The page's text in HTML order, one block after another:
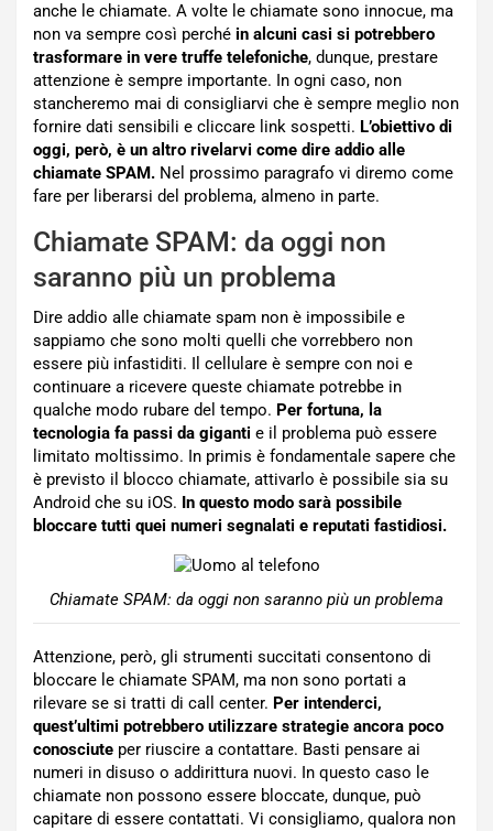
anche le chiamate. A volte le chiamate sono innocue, ma
non va sempre così perché in alcuni casi si potrebbero
trasformare in vere truffe telefoniche, dunque, prestare
attenzione è sempre importante. In ogni caso, non
stancheremo mai di consigliarvi che è sempre meglio non
fornire dati sensibili e cliccare link sospetti. L’obiettivo di
oggi, però, è un altro rivelarvi come dire addio alle
chiamate SPAM. Nel prossimo paragrafo vi diremo come
fare per liberarsi del problema, almeno in parte.
Chiamate SPAM: da oggi non
saranno più un problema
Dire addio alle chiamate spam non è impossibile e
sappiamo che sono molti quelli che vorrebbero non
essere più infastiditi. Il cellulare è sempre con noi e
continuare a ricevere queste chiamate potrebbe in
qualche modo rubare del tempo. Per fortuna, la
tecnologia fa passi da giganti e il problema può essere
limitato moltissimo. In primis è fondamentale sapere che
è previsto il blocco chiamate, attivarlo è possibile sia su
Android che su iOS. In questo modo sarà possibile
bloccare tutti quei numeri segnalati e reputati fastidiosi.
Chiamate SPAM: da oggi non saranno più un problema
Attenzione, però, gli strumenti succitati consentono di
bloccare le chiamate SPAM, ma non sono portati a
rilevare se si tratti di call center. Per intenderci,
quest’ultimi potrebbero utilizzare strategie ancora poco
conosciute per riuscire a contattare. Basti pensare ai
numeri in disuso o addirittura nuovi. In questo caso le
chiamate non possono essere bloccate, dunque, può
capitare di essere contattati. Vi consigliamo, qualora non